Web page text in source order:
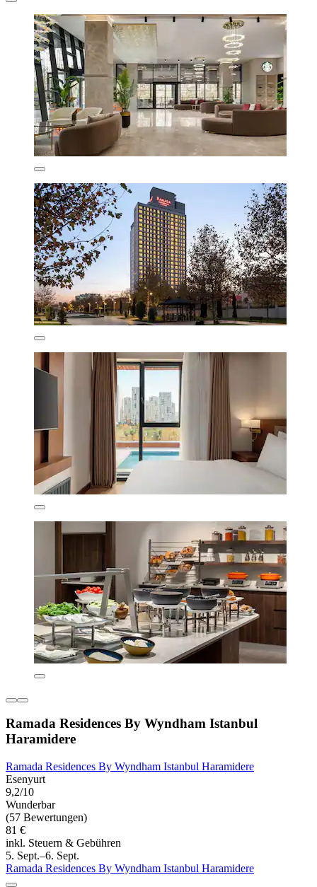
Ramada Residences By Wyndham Istanbul
Haramidere
Ramada Residences By Wyndham Istanbul Haramidere
Esenyurt
9,2/10
Wunderbar
(57 Bewertungen)
81 €
inkl. Steuern & Gebühren
5. Sept.–6. Sept.
Ramada Residences By Wyndham Istanbul Haramidere